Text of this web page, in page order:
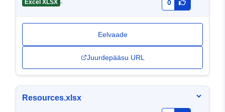
Excel XLSX - 0
Eelvaade
Juurdepääsu URL
Resources.xlsx